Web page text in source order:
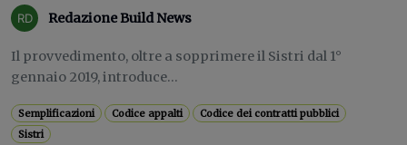
Redazione Build News
Il provvedimento, oltre a sopprimere il Sistri dal 1°
gennaio 2019, introduce...
Semplificazioni Codice appalti
Codice dei contratti pubblici
Sistri